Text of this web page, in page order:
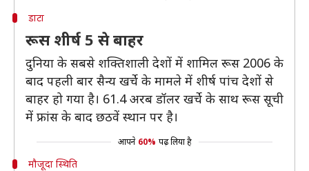
डाटा
रूस शीर्ष 5 से बाहर
दुनिया के सबसे शक्तिशाली देशों में शामिल रूस 2006 के
बाद पहली बार सैन्य खर्चे के मामले में शीर्ष पांच देशों से
बाहर हो गया है। 61.4 अरब डॉलर खर्चे के साथ रूस सूची
में फ्रांस के बाद छठवें स्थान पर है।
आपने 60% पढ़ लिया है
मौजूदा स्थिति